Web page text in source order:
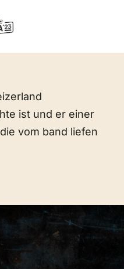
ist und er einer
vom band liefen